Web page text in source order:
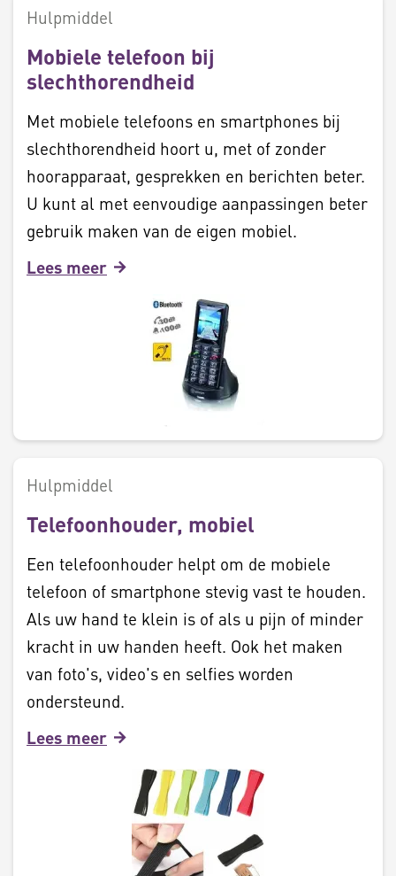
Hulpmiddel
Mobiele telefoon bij
slechthorendheid
Met mobiele telefoons en smartphones bij
slechthorendheid hoort u, met of zonder
hoorapparaat, gesprekken en berichten beter.
U kunt al met eenvoudige aanpassingen beter
gebruik maken van de eigen mobiel.
Lees meer
Hulpmiddel
Telefoonhouder, mobiel
Een telefoonhouder helpt om de mobiele
telefoon of smartphone stevig vast te houden.
Als uw hand te klein is of als u pijn of minder
kracht in uw handen heeft. Ook het maken
van foto's, video's en selfies worden
ondersteund.
Lees meer